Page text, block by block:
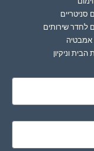
סניטריים
לחדר שירותים
אמבטיה
וניקיון